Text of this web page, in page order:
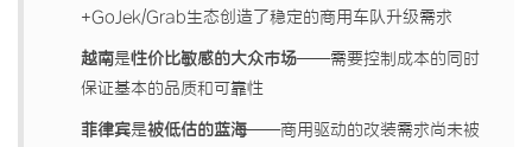
+GoJek/Grab生态创造了稳定的商用车队升级需求
越南是性价比敏感的大众市场——需要控制成本的同时
保证基本的品质和可靠性
菲律宾是被低估的蓝海——商用驱动的改装需求尚未被